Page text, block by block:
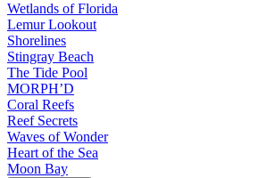
Wetlands of Florida
Lemur Lookout
Shorelines
Stingray Beach
The Tide Pool
MORPH’D
Coral Reefs
Reef Secrets
Waves of Wonder
Heart of the Sea
Moon Bay